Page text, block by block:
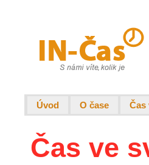
Úvod O čase Čas
Čas ve